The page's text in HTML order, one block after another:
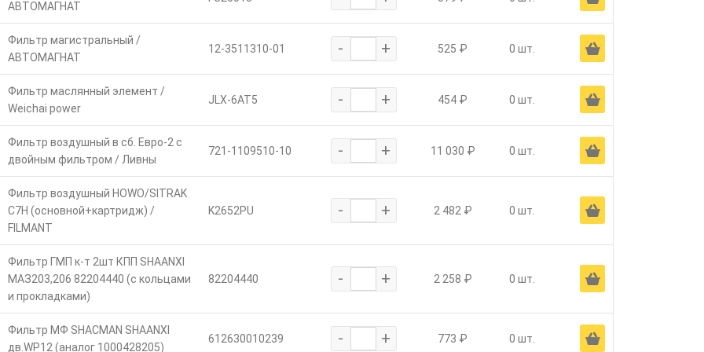
АВТОМАГНАТ
Фильтр магистральный /
АВТОМАГНАТ
12-3511310-01 - + 525 ₽ 0 шт. Ä
Фильтр маслянный элемент /
Weichai power
JLX-6AT5 - + 454 ₽ 0 шт. Ä
Фильтр воздушный в сб. Евро-2 с
двойным фильтром / Ливны
721-1109510-10 - + 11 030 ₽ 0 шт. Ä
Фильтр воздушный HOWO/SITRAK
C7H (основной+картридж) /
FILMANT
K2652PU - + 2 482 ₽ 0 шт. Ä
Фильтр ГМП к-т 2шт КПП SHAANXI
МАЗ203,206 82204440 (с кольцами
и прокладками)
82204440 - + 2 258 ₽ 0 шт. Ä
Фильтр МФ SHACMAN SHAANXI
дв.WP12 (аналог 1000428205)
612630010239 - + 773 ₽ 0 шт. Ä